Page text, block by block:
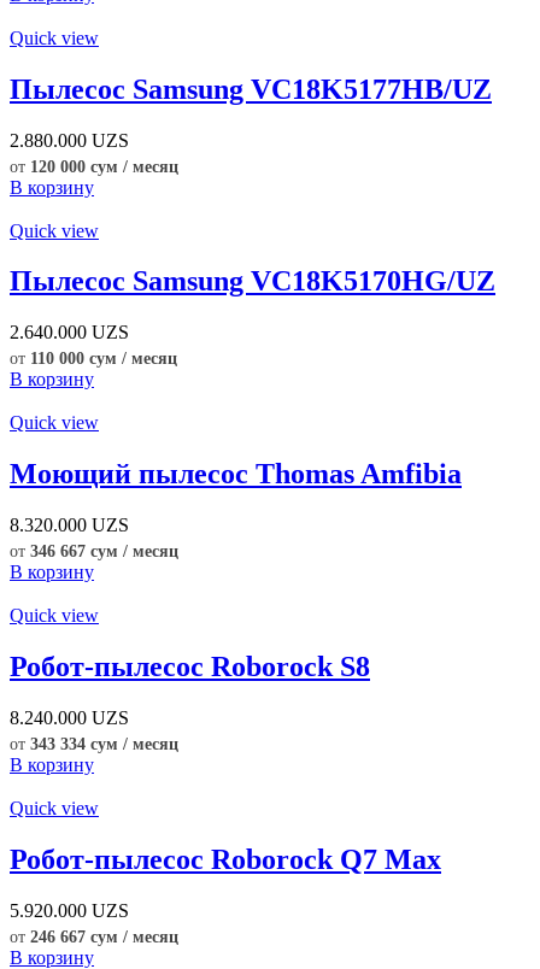
Quick view
Пылесос Samsung VC18K5177HB/UZ
2.880.000 UZS
от 120 000 сум / месяц
В корзину
Quick view
Пылесос Samsung VC18K5170HG/UZ
2.640.000 UZS
от 110 000 сум / месяц
В корзину
Quick view
Моющий пылесос Thomas Amfibia
8.320.000 UZS
от 346 667 сум / месяц
В корзину
Quick view
Робот-пылесос Roborock S8
8.240.000 UZS
от 343 334 сум / месяц
В корзину
Quick view
Робот-пылесос Roborock Q7 Max
5.920.000 UZS
от 246 667 сум / месяц
В корзину